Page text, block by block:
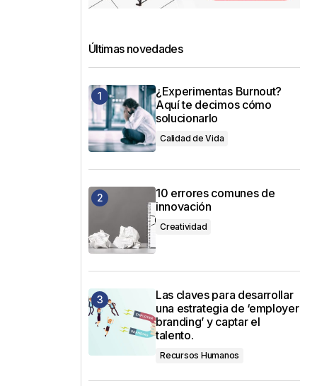
Últimas novedades
¿Experimentas Burnout?
Aquí te decimos cómo
solucionarlo
Calidad de Vida
10 errores comunes de
innovación
Creatividad
Las claves para desarrollar
una estrategia de ‘employer
branding’ y captar el
talento.
Recursos Humanos